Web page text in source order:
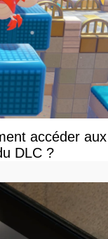
accéder aux
DLC ?